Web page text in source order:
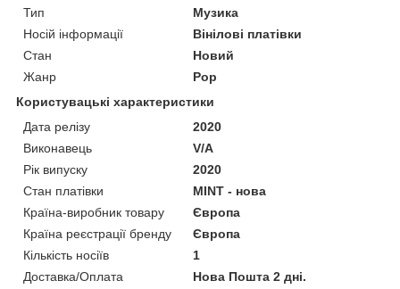
Тип
Музика
Носій інформації
Вінілові платівки
Стан
Новий
Жанр
Pop
Користувацькі характеристики
Дата релізу
2020
Виконавець
V/A
Рік випуску
2020
Стан платівки
MINT - нова
Країна-виробник товару
Європа
Країна реєстрації бренду
Європа
Кількість носіїв
1
Доставка/Оплата
Нова Пошта 2 дні.